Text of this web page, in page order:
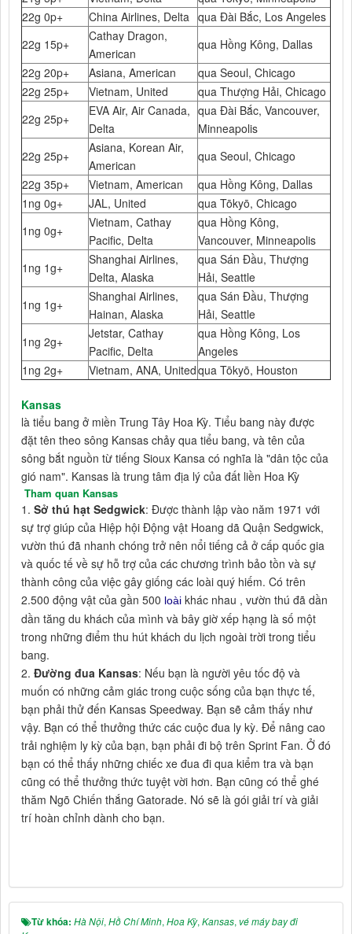
22g 0p+
China Airlines, Delta qua Đài Bắc, Los Angeles
22g 15p+
Cathay Dragon,
American
qua Hồng Kông, Dallas
22g 20p+
Asiana, American
qua Seoul, Chicago
22g 25p+
Vietnam, United
qua Thượng Hải, Chicago
22g 25p+
EVA Air, Air Canada,
Delta
qua Đài Bắc, Vancouver,
Minneapolis
22g 25p+
Asiana, Korean Air,
American
qua Seoul, Chicago
22g 35p+
Vietnam, American
qua Hồng Kông, Dallas
1ng 0g+
JAL, United
qua Tōkyō, Chicago
1ng 0g+
Vietnam, Cathay
Pacific, Delta
qua Hồng Kông,
Vancouver, Minneapolis
1ng 1g+
Shanghai Airlines,
Delta, Alaska
qua Sán Đầu, Thượng
Hải, Seattle
1ng 1g+
Shanghai Airlines,
Hainan, Alaska
qua Sán Đầu, Thượng
Hải, Seattle
1ng 2g+
Jetstar, Cathay
Pacific, Delta
qua Hồng Kông, Los
Angeles
1ng 2g+
Vietnam, ANA, Unitedqua Tōkyō, Houston
Kansas
là tiểu bang ở miền Trung Tây Hoa Kỳ. Tiểu bang này được
đặt tên theo sông Kansas chảy qua tiểu bang, và tên của
sông bắt nguồn từ tiếng Sioux Kansa có nghĩa là "dân tộc của
gió nam". Kansas là trung tâm địa lý của đất liền Hoa Kỳ
Tham quan Kansas
1. Sở thú hạt Sedgwick: Được thành lập vào năm 1971 với
sự trợ giúp của Hiệp hội Động vật Hoang dã Quận Sedgwick,
vườn thú đã nhanh chóng trở nên nổi tiếng cả ở cấp quốc gia
và quốc tế về sự hỗ trợ của các chương trình bảo tồn và sự
thành công của việc gây giống các loài quý hiếm. Có trên
2.500 động vật của gần 500 loài khác nhau , vườn thú đã dần
dần tăng du khách của mình và bây giờ xếp hạng là số một
trong những điểm thu hút khách du lịch ngoài trời trong tiểu
bang.
2. Đường đua Kansas: Nếu bạn là người yêu tốc độ và
muốn có những cảm giác trong cuộc sống của bạn thực tế,
bạn phải thử đến Kansas Speedway. Bạn sẽ cảm thấy như
vậy. Bạn có thể thưởng thức các cuộc đua ly kỳ. Để nâng cao
trải nghiệm ly kỳ của bạn, bạn phải đi bộ trên Sprint Fan. Ở đó
bạn có thể thấy những chiếc xe đua đi qua kiểm tra và bạn
cũng có thể thưởng thức tuyệt vời hơn. Bạn cũng có thể ghé
thăm Ngõ Chiến thắng Gatorade. Nó sẽ là gói giải trí và giải
trí hoàn chỉnh dành cho bạn.
Từ khóa: Hà Nội, Hồ Chí Minh, Hoa Kỳ, Kansas, vé máy bay đi